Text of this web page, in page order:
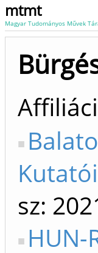
mtmt
Magyar Tudományos Művek
sz:
HUN-